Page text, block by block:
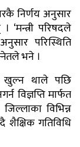
निर्णय अनुसार
‘मन्त्री परिषदले
परिस्थिति
भने ।
खुल्न थाले पछि
विज्ञप्ति मार्फत
विभिन्न
गतिविधि